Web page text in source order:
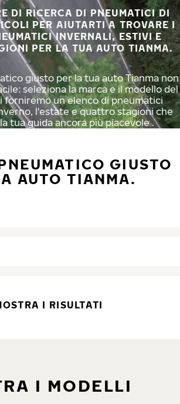
DI RICERCA DI PNEUMATICI DI
PER AIUTARTI A TROVARE I
INVERNALI, ESTIVI E
PER LA TUA AUTO TIANMA.
giusto per la tua auto Tianma non
seleziona la marca e il modello del
forniremo un elenco di pneumatici
l'estate e quattro stagioni che
tua guida ancora più piacevole .
GIUSTO
AUTO TIANMA.
I RISULTATI
I MODELLI